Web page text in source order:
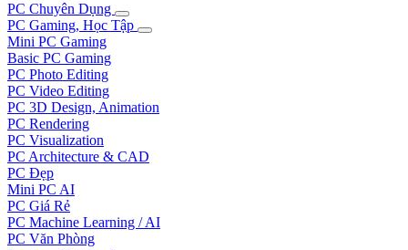
PC Chuyên Dụng
PC Gaming, Học Tập
Mini PC Gaming
Basic PC Gaming
PC Photo Editing
PC Video Editing
PC 3D Design, Animation
PC Rendering
PC Visualization
PC Architecture & CAD
PC Đẹp
Mini PC AI
PC Giá Rẻ
PC Machine Learning / AI
PC Văn Phòng